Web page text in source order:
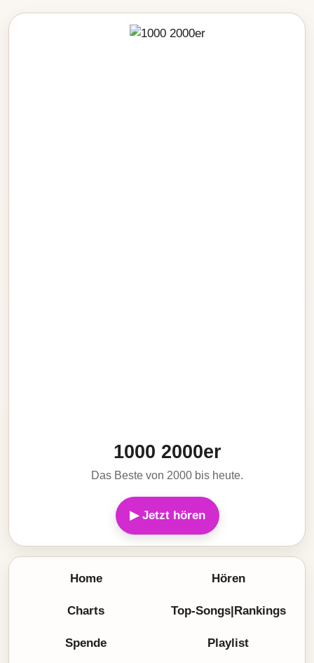
1000 2000er
Das Beste von 2000 bis heute.
▶ Jetzt hören
Home Hören
Charts Top-Songs|Rankings
Spende Playlist